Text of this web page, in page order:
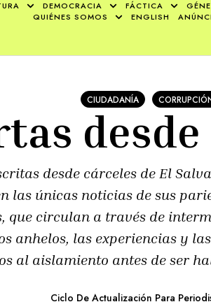
DEMOCRACIA FÁCTICA
QUIÉNES SOMOS
ENGLISH
CIUDADANÍA
desde cárceles de El
las únicas noticias de sus
que circulan a través de
anhelos, las experiencias y
al aislamiento antes de ser
Ciclo De Actualización Para